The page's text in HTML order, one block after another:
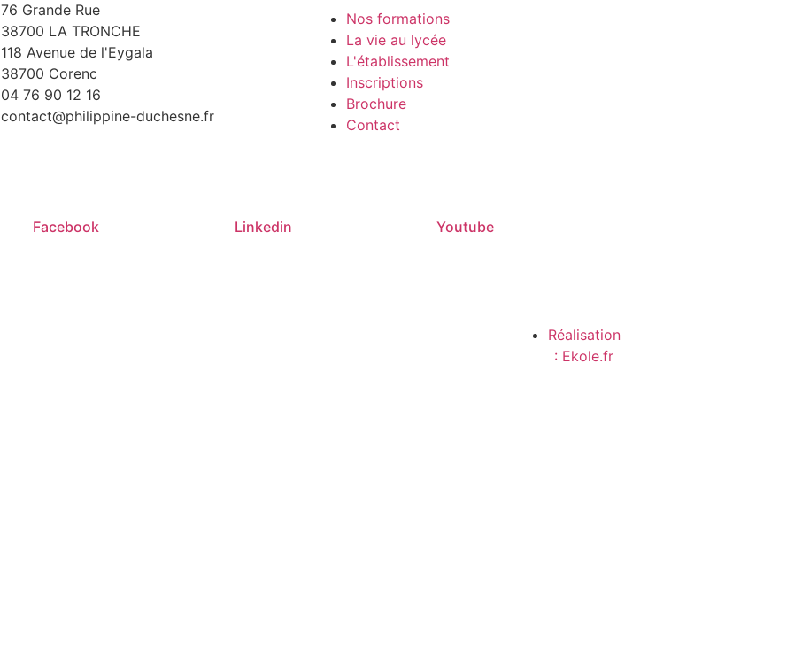
76 Grande Rue
38700 LA TRONCHE
118 Avenue de l'Eygala
38700 Corenc
04 76 90 12 16
contact@philippine-duchesne.fr
Nos formations
La vie au lycée
L'établissement
Inscriptions
Brochure
Contact
Facebook Linkedin Youtube
Réalisation
: Ekole.fr